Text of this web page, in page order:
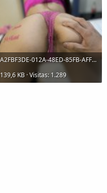
A2FBF3DE-012A-48ED-85FB-AFF33EA717F4.jpeg
139,6 KB · Visitas: 1.289